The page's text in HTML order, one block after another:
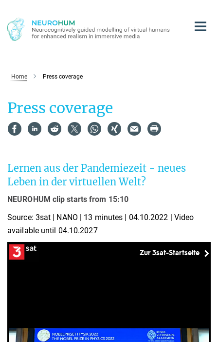
Content
Home Press coverage
Press coverage
Lernen aus der Pandemiezeit - neues
Leben in der virtuellen Welt?
NEUROHUM clip starts from 15:10
Source: 3sat | NANO | 13 minutes | 04.10.2022 | Video
available until 04.10.2027